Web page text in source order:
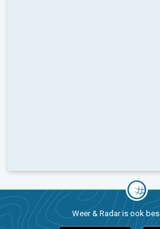
Weer & Radar is ook